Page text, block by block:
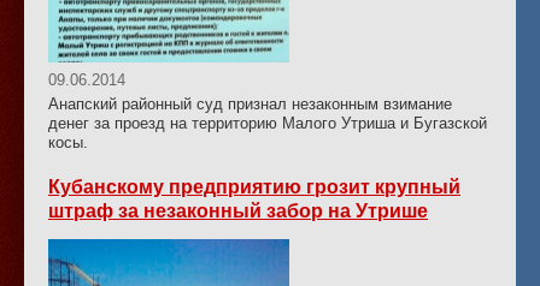
09.06.2014
Анапский районный суд признал незаконным взимание
денег за проезд на территорию Малого Утриша и Бугазской
косы.
Кубанскому предприятию грозит крупный
штраф за незаконный забор на Утрише